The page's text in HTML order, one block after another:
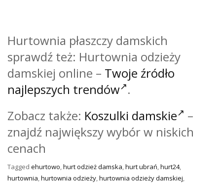
Hurtownia płaszczy damskich
sprawdź też: Hurtownia odzieży
damskiej online – Twoje źródło
najlepszych trendów .
Zobacz także: Koszulki damskie
–
znajdź największy wybór w niskich
cenach
Tagged ehurtowo,hurt odzież damska,hurt ubrań,hurt24,
hurtownia,hurtownia odzieży,hurtownia odzieży damskiej,